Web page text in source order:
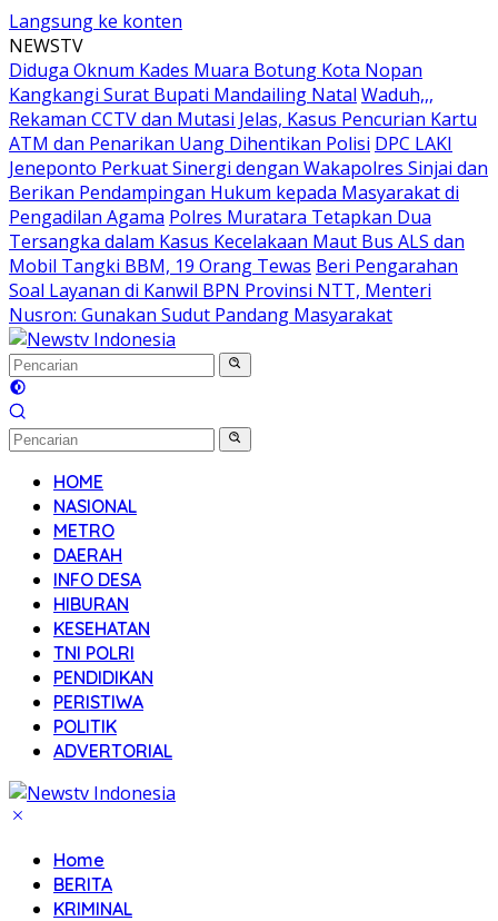
Langsung ke konten
NEWSTV
Diduga Oknum Kades Muara Botung Kota Nopan
Kangkangi Surat Bupati Mandailing Natal Waduh,,,
Rekaman CCTV dan Mutasi Jelas, Kasus Pencurian Kartu
ATM dan Penarikan Uang Dihentikan Polisi DPC LAKI
Jeneponto Perkuat Sinergi dengan Wakapolres Sinjai dan
Berikan Pendampingan Hukum kepada Masyarakat di
Pengadilan Agama Polres Muratara Tetapkan Dua
Tersangka dalam Kasus Kecelakaan Maut Bus ALS dan
Mobil Tangki BBM, 19 Orang Tewas Beri Pengarahan
Soal Layanan di Kanwil BPN Provinsi NTT, Menteri
Nusron: Gunakan Sudut Pandang Masyarakat
HOME
NASIONAL
METRO
DAERAH
INFO DESA
HIBURAN
KESEHATAN
TNI POLRI
PENDIDIKAN
PERISTIWA
POLITIK
ADVERTORIAL
Home
BERITA
KRIMINAL